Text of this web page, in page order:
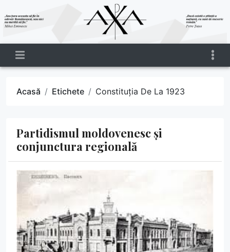
Acasă Etichete Constituția De La 1923
Partidismul moldovenesc și
conjunctura regională